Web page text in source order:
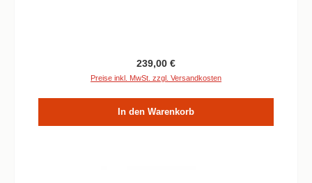
Regulärer Preis:
239,00 €
Preise inkl. MwSt. zzgl. Versandkosten
In den Warenkorb